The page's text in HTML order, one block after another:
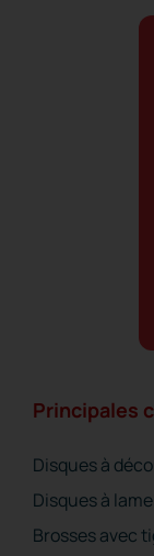
Principales
Disques à
Disques à
Brosses avec